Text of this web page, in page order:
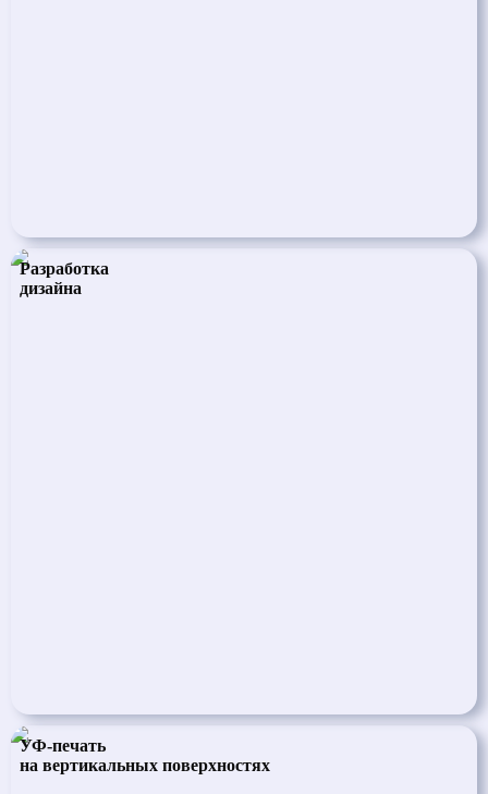
Разработка
дизайна
УФ-печать
на вертикальных поверхностях